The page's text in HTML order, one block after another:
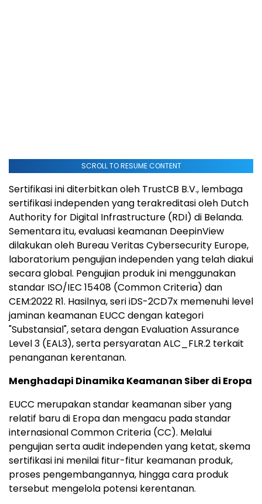
SCROLL TO RESUME CONTENT
Sertifikasi ini diterbitkan oleh TrustCB B.V., lembaga
sertifikasi independen yang terakreditasi oleh Dutch
Authority for Digital Infrastructure (RDI) di Belanda.
Sementara itu, evaluasi keamanan DeepinView
dilakukan oleh Bureau Veritas Cybersecurity Europe,
laboratorium pengujian independen yang telah diakui
secara global. Pengujian produk ini menggunakan
standar ISO/IEC 15408 (Common Criteria) dan
CEM:2022 R1. Hasilnya, seri iDS-2CD7x memenuhi level
jaminan keamanan EUCC dengan kategori
"Substansial", setara dengan Evaluation Assurance
Level 3 (EAL3), serta persyaratan ALC_FLR.2 terkait
penanganan kerentanan.
Menghadapi Dinamika Keamanan Siber di Eropa
EUCC merupakan standar keamanan siber yang
relatif baru di Eropa dan mengacu pada standar
internasional Common Criteria (CC). Melalui
pengujian serta audit independen yang ketat, skema
sertifikasi ini menilai fitur-fitur keamanan produk,
proses pengembangannya, hingga cara produk
tersebut mengelola potensi kerentanan.